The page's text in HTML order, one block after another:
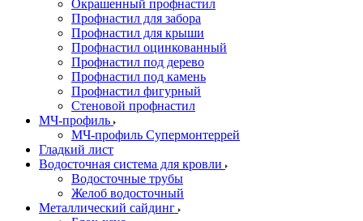
Окрашенный профнастил
Профнастил для забора
Профнастил для крыши
Профнастил оцинкованный
Профнастил под дерево
Профнастил под камень
Профнастил фигурный
Стеновой профнастил
МЧ-профиль
МЧ-профиль Супермонтеррей
Гладкий лист
Водосточная система для кровли
Водосточные трубы
Желоб водосточный
Металлический сайдинг